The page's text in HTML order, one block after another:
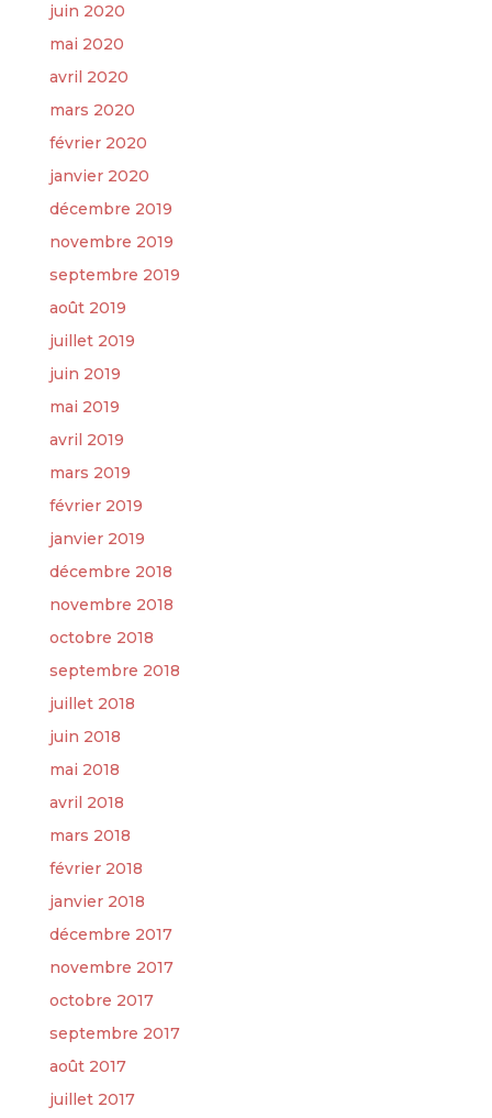
juin 2020
mai 2020
avril 2020
mars 2020
février 2020
janvier 2020
décembre 2019
novembre 2019
septembre 2019
août 2019
juillet 2019
juin 2019
mai 2019
avril 2019
mars 2019
février 2019
janvier 2019
décembre 2018
novembre 2018
octobre 2018
septembre 2018
juillet 2018
juin 2018
mai 2018
avril 2018
mars 2018
février 2018
janvier 2018
décembre 2017
novembre 2017
octobre 2017
septembre 2017
août 2017
juillet 2017